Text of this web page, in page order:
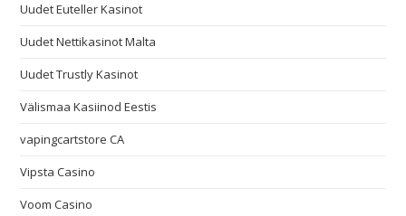
Uudet Euteller Kasinot
Uudet Nettikasinot Malta
Uudet Trustly Kasinot
Välismaa Kasiinod Eestis
vapingcartstore CA
Vipsta Casino
Voom Casino